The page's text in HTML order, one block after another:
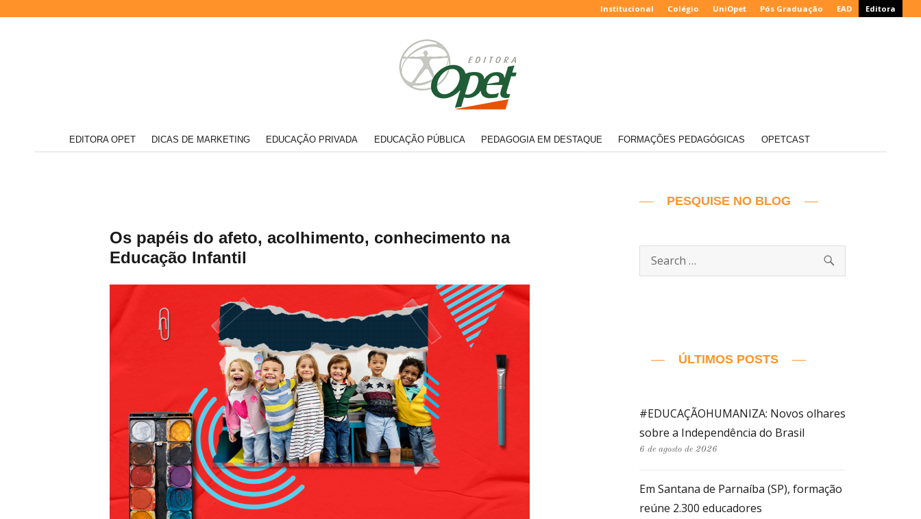
Institucional Colégio UniOpet Pós Graduação EAD Editora
Opet
Educacional
Acompanhe
EDITORA OPET DICAS DE MARKETING EDUCAÇÃO PRIVADA EDUCAÇÃO PÚBLICA PEDAGOGIA EM DESTAQUE FORMAÇÕES PEDAGÓGICAS OPETCAST
Os papéis do afeto, acolhimento, conhecimento na
Educação Infantil
PESQUISE NO BLOG
Search
for:
SEARCH
ÚLTIMOS POSTS
#EDUCAÇÃOHUMANIZA: Novos olhares
sobre a Independência do Brasil
6 de agosto de 2026
Em Santana de Parnaíba (SP), formação
reúne 2.300 educadores